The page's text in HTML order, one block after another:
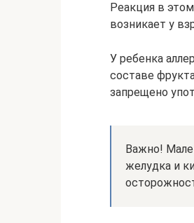
Реакция в
возникает у
У ребенка
составе
запрещено
Важно!
желудка и